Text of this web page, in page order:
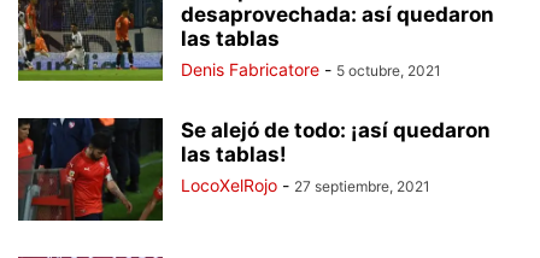
desaprovechada: así quedaron
las tablas
Denis Fabricatore - 5 octubre, 2021
Se alejó de todo: ¡así quedaron
las tablas!
LocoXelRojo - 27 septiembre, 2021